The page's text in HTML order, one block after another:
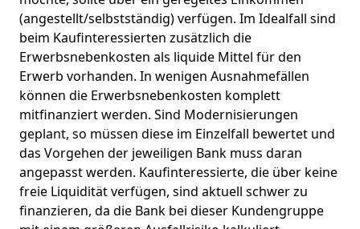
(angestellt/selbstständig) verfügen. Im Idealfall sind
beim Kaufinteressierten zusätzlich die
Erwerbsnebenkosten als liquide Mittel für den
Erwerb vorhanden. In wenigen Ausnahmefällen
können die Erwerbsnebenkosten komplett
mitfinanziert werden. Sind Modernisierungen
geplant, so müssen diese im Einzelfall bewertet und
das Vorgehen der jeweiligen Bank muss daran
angepasst werden. Kaufinteressierte, die über keine
freie Liquidität verfügen, sind aktuell schwer zu
finanzieren, da die Bank bei dieser Kundengruppe